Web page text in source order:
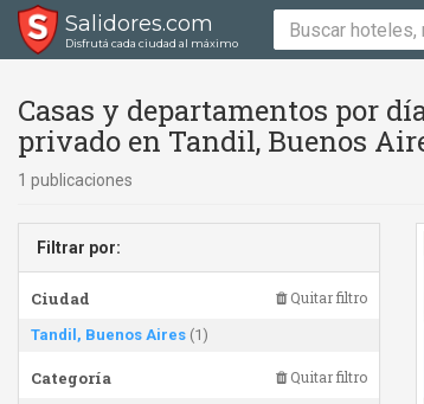
Salidores.com
Disfrutá cada ciudad al máximo
Casas y departamentos por
privado en Tandil, Buenos
1 publicaciones
Filtrar por:
Ciudad Quitar filtro
Tandil, Buenos Aires (1)
Categoría Quitar filtro